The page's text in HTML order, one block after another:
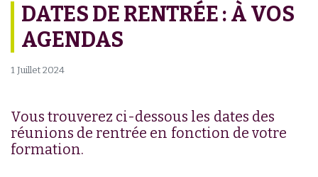
DATES DE RENTRÉE : À VOS
AGENDAS
1 Juillet 2024
Vous trouverez ci-dessous les dates des
réunions de rentrée en fonction de votre
formation.